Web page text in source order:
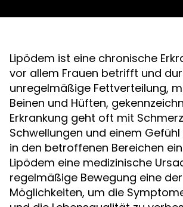
Lipödem ist eine chronische
vor allem Frauen betrifft und
unregelmäßige Fettverteilung,
Beinen und Hüften,
Erkrankung geht oft mit
Schwellungen und einem
in den betroffenen Bereichen
Lipödem eine medizinische
regelmäßige Bewegung eine
Möglichkeiten, um die